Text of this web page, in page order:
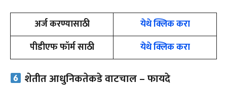
अर्ज करण्यासाठी
येथे क्लिक करा
पीडीएफ फॉर्म साठी
येथे क्लिक करा
शेतीत आधुनिकतेकडे वाटचाल – फायदे